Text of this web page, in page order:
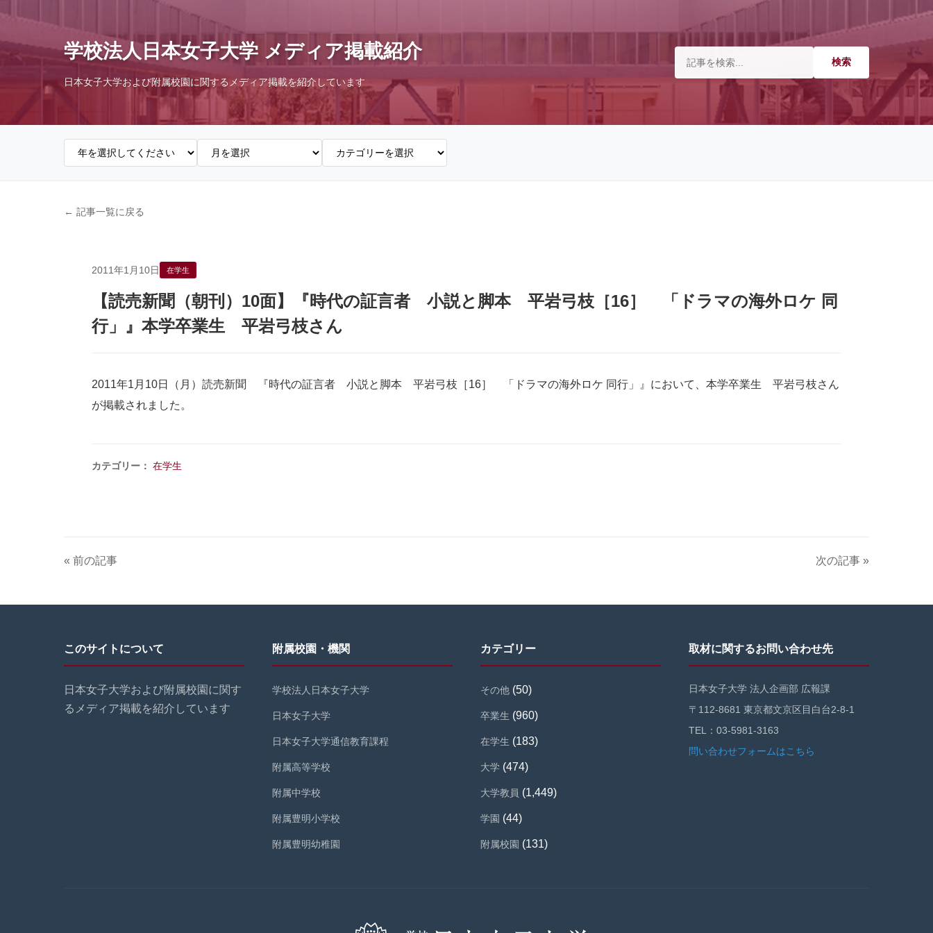
学校法人日本女子大学 メディア掲載紹介
日本女子大学および附属校園に関するメディア掲載を紹介しています
← 記事一覧に戻る
2011年1月10日 在学生
【読売新聞（朝刊）10面】『時代の証言者 小説と脚本 平岩弓枝［16］ 「ドラマの海外ロケ 同
行」』本学卒業生 平岩弓枝さん
2011年1月10日（月）読売新聞 『時代の証言者 小説と脚本 平岩弓枝［16］ 「ドラマの海外ロケ 同行」』において、本学卒業生 平岩弓枝さん
が掲載されました。
カテゴリー： 在学生
« 前の記事 次の記事 »
このサイトについて
日本女子大学および附属校園に関す
るメディア掲載を紹介しています
附属校園・機関
学校法人日本女子大学
日本女子大学
日本女子大学通信教育課程
附属高等学校
附属中学校
附属豊明小学校
附属豊明幼稚園
カテゴリー
その他 (50)
卒業生 (960)
在学生 (183)
大学 (474)
大学教員 (1,449)
学園 (44)
附属校園 (131)
取材に関するお問い合わせ先
日本女子大学 法人企画部 広報課
〒112-8681 東京都文京区目白台2-8-1
TEL：03-5981-3163
問い合わせフォームはこちら